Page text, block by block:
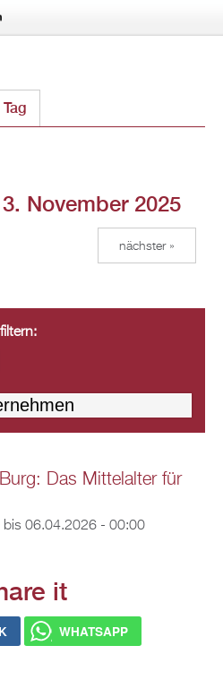
Tag
November 2025
nächster »
Das Mittelalter für
bis 06.04.2026 - 00:00
it
WHATSAPP